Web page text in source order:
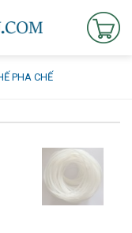
PHA CHẾ